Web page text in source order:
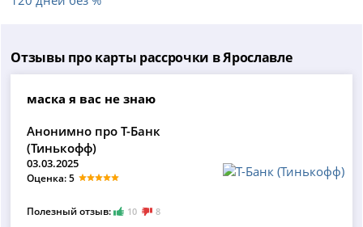
Отзывы про карты рассрочки в Ярославле
маска я вас не знаю
Анонимно про Т-Банк
(Тинькофф)
03.03.2025
Оценка: 5
Полезный отзыв: 10 8